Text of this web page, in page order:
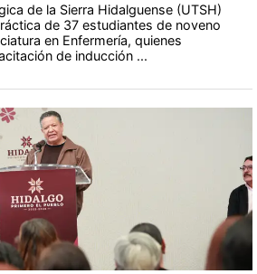
de la Sierra Hidalguense (UTSH)
de 37 estudiantes de noveno
en Enfermería, quienes
de inducción ...